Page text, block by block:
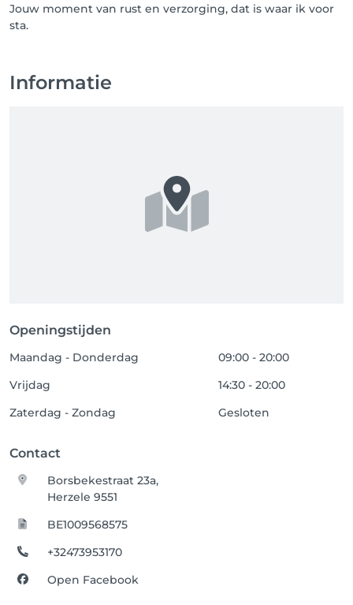
Jouw moment van rust en verzorging, dat is waar ik voor
sta.
Informatie
Openingstijden
Maandag - Donderdag
09:00 - 20:00
Vrijdag
14:30 - 20:00
Zaterdag - Zondag
Gesloten
Contact
Borsbekestraat 23a,
Herzele 9551
BE1009568575
+32473953170
Open Facebook